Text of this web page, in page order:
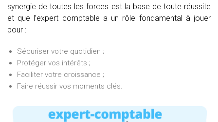
synergie de toutes les forces est la base de toute réussite
et que l’expert comptable a un rôle fondamental à jouer
pour :
Sécuriser votre quotidien ;
Protéger vos intérêts ;
Faciliter votre croissance ;
Faire réussir vos moments clés.